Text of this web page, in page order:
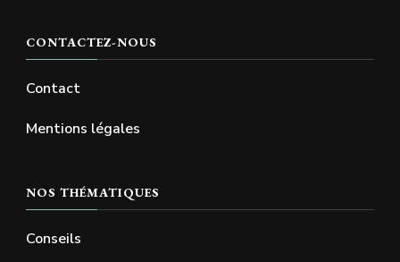
CONTACTEZ-NOUS
Contact
Mentions légales
NOS THÉMATIQUES
Conseils